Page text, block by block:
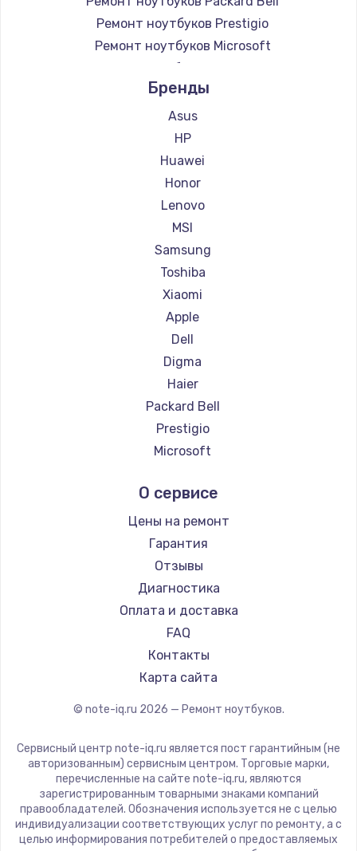
Ремонт ноутбуков Prestigio
Ремонт ноутбуков Microsoft
Ремонт ноутбуков Alienware
Ремонт ноутбуков Aquarius
Ремонт ноутбуков Gigabyte
Ремонт ноутбуков Aorus
Ремонт ноутбуков Maibenben
Ремонт ноутбуков Getac
Ремонт ноутбуков Epson
Ремонт ноутбуков Philips
Ремонт ноутбуков LG
Ремонт ноутбуков Panasonic
Ремонт ноутбуков Irbis
Ремонт ноутбуков Thunderobot
Ремонт ноутбуков Hasee
Ремонт ноутбуков ZTE
Ремонт ноутбуков Hiper
Ремонт ноутбуков Evga
Ремонт ноутбуков Google
Ремонт ноутбуков Echips
Ремонт ноутбуков Predator
Ремонт ноутбуков iru
Ремонт ноутбуков Machenike
Ремонт ноутбуков DEXP
Ремонт ноутбуков Teclast
Ремонт ноутбуков CHUWI
Ремонт ноутбуков Colorful
Бренды
Asus
HP
Huawei
Honor
Lenovo
MSI
Samsung
Toshiba
Xiaomi
Apple
Dell
Digma
Haier
Packard Bell
Prestigio
Microsoft
Aquarius
Gigabyte
Aorus
Maibenben
Getac
Epson
Philips
LG
Panasonic
ZTE
Hiper
Evga
Google
О сервисе
Цены на ремонт
Гарантия
Отзывы
Диагностика
Оплата и доставка
FAQ
Контакты
Карта сайта
© note-iq.ru 2026 — Ремонт ноутбуков.
Сервисный центр note-iq.ru является пост гарантийным (не
авторизованным) сервисным центром. Торговые марки,
перечисленные на сайте note-iq.ru, являются
зарегистрированным товарными знаками компаний
правообладателей. Обозначения используется не с целью
индивидуализации соответствующих услуг по ремонту, а с
целью информирования потребителей о предоставляемых